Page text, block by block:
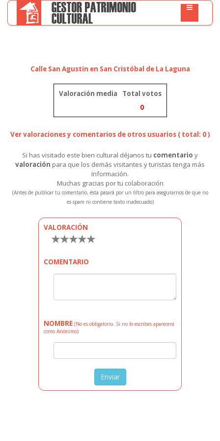
Calle San Agustin en San Cristóbal de La Laguna
Valoración media
Total votos
0
Ver valoraciones y comentarios de otros usuarios ( total: 0 )
Si has visitado este bien cultural déjanos tu comentario y
valoración para que los demás visitantes y turistas tenga más
información.
Muchas gracias por tu colaboración
(Antes de publicar tu comentario, ésta pasará por un filtro para asegurarnos de que no
es spam ni contiene texto inadecuado)
VALORACIÓN
★
★
★
★
★
COMENTARIO
NOMBRE (No es obligatorio. Si no lo escribes aparecerá
como Anónimo)
Enviar